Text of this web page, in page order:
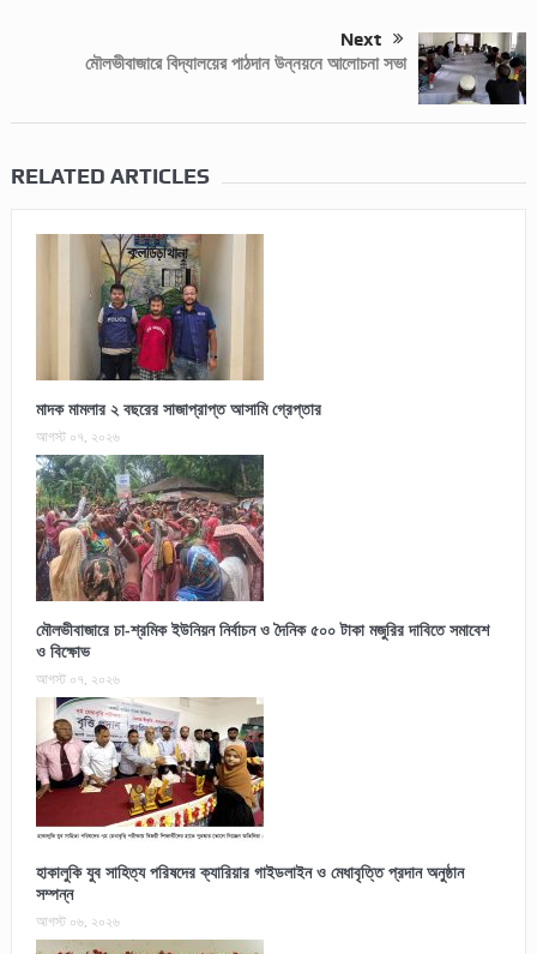
Next
মৌলভীবাজারে বিদ্যালয়ের পাঠদান উন্নয়নে আলোচনা সভা
RELATED ARTICLES
মাদক মামলার ২ বছরের সাজাপ্রাপ্ত আসামি গ্রেপ্তার
আগস্ট ০৭, ২০২৬
মৌলভীবাজারে চা-শ্রমিক ইউনিয়ন নির্বাচন ও দৈনিক ৫০০ টাকা মজুরির দাবিতে সমাবেশ
ও বিক্ষোভ
আগস্ট ০৭, ২০২৬
হাকালুকি যুব সাহিত্য পরিষদের ক্যারিয়ার গাইডলাইন ও মেধাবৃত্তি প্রদান অনুষ্ঠান
সম্পন্ন
আগস্ট ০৬, ২০২৬